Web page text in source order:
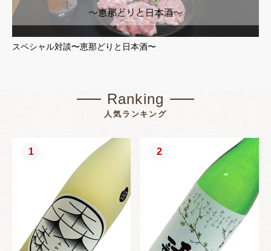
スペシャル対談〜恵那どりと日本酒〜
Ranking
人気ランキング
1 2